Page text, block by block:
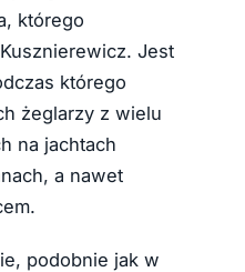
którego
Jest
którego
żeglarzy z wielu
na jachtach
a nawet
podobnie jak w